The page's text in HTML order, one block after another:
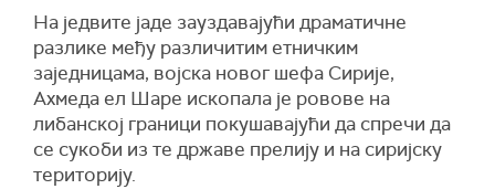
На једвите јаде зауздавајући драматичне
разлике међу различитим етничким
заједницама, војска новог шефа Сирије,
Ахмеда ел Шаре ископала је ровове на
либанској граници покушавајући да спречи да
се сукоби из те државе прелију и на сиријску
територију.